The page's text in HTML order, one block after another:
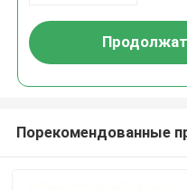
Порекомендованные